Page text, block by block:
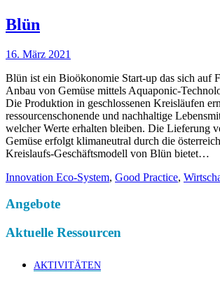
Blün
16. März 2021
Blün ist ein Bioökonomie Start-up das sich auf
Anbau von Gemüse mittels Aquaponic-
Die Produktion in geschlossenen Kreisläufen
ressourcenschonende und nachhaltige
welcher Werte erhalten bleiben. Die Lieferung
Gemüse erfolgt klimaneutral durch die
Kreislaufs-Geschäftsmodell von Blün bietet…
Innovation Eco-System, Good Practice,
Angebote
Aktuelle Ressourcen
AKTIVITÄTEN